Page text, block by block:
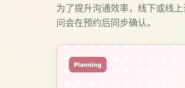
为了提升沟通效率，线下或线
问会在预约后同步确认。
Planning